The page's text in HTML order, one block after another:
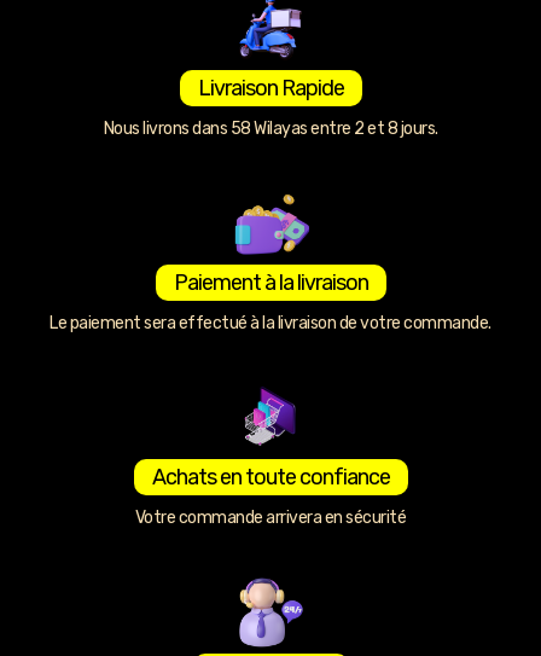
Livraison Rapide
Nous livrons dans 58 Wilayas entre 2 et 8 jours.
Paiement à la livraison
Le paiement sera effectué à la livraison de votre commande.
Achats en toute confiance
Votre commande arrivera en sécurité